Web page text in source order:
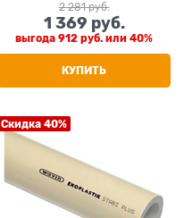
2 281 руб.
1 369 руб.
выгода 912 руб. или 40%
КУПИТЬ
Скидка 40%